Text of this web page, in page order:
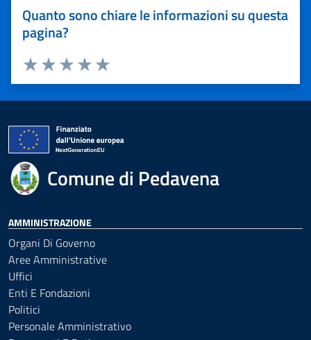
Quanto sono chiare le informazioni su questa
pagina?
Valuta 5 stelle su 5
Valuta 4 stelle su 5
Valuta 3 stelle su 5
Valuta 2 stelle su 5
Valuta 1 stelle su 5
Comune di Pedavena
AMMINISTRAZIONE
Organi Di Governo
Aree Amministrative
Uffici
Enti E Fondazioni
Politici
Personale Amministrativo